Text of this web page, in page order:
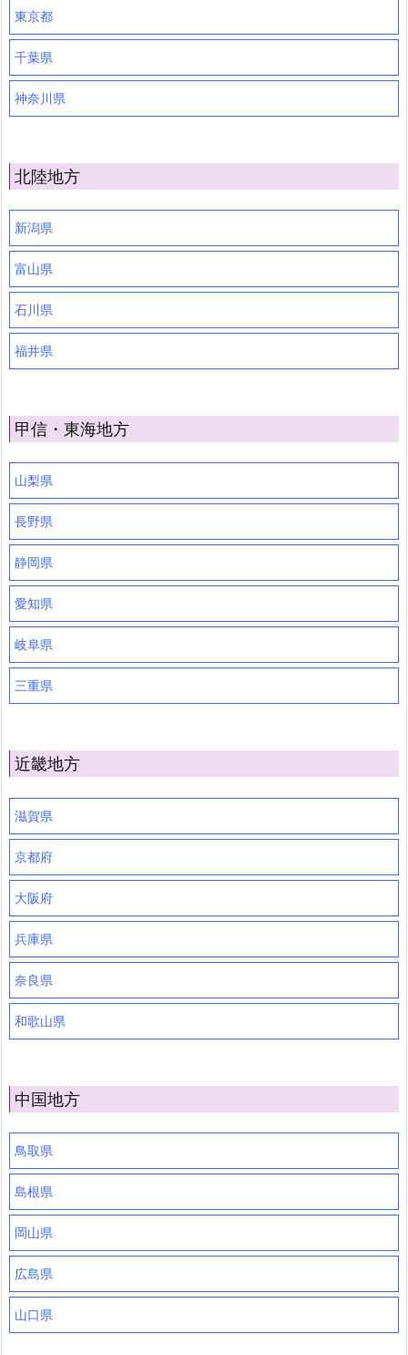
東京都
千葉県
神奈川県
北陸地方
新潟県
富山県
石川県
福井県
甲信・東海地方
山梨県
長野県
静岡県
愛知県
岐阜県
三重県
近畿地方
滋賀県
京都府
大阪府
兵庫県
奈良県
和歌山県
中国地方
鳥取県
島根県
岡山県
広島県
山口県